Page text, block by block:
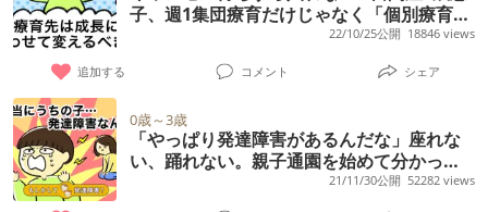
い、くすぐったいなど言葉で教えてくれる ・
顔（目、鼻、口、耳、髪の毛、眼鏡）体をお
絵描き出来る ・模倣する ・ありがとう、ごめ
んなさい、ただいまおかえり（逆になること
もある）が言える ・1〜20まで数えられる ・
色、数字、10までは数の概念が分かる ・着替
えは緩い服なら出来る ・何か成功した時に
てきました。 そして、わたしが 〇〇ちゃんと
あそんできたら？と話したら、〇〇ちゃんは
お話できないの。だからだめなの。 と言い遊
びません。 終了後の先生との面談で この事を
話し、うちの子 どうなんでしょうか。と聞く
と、 ●くんは、とてもしっかりしているの
で、 どうしても自由遊びの時は 他のお子さん
って成長しないかな？という期待もありま
す。 もう一年、年中を療育園で過ごして 短い
言葉でも会話がやれるようになってから幼稚
園を目指したほうがいいのでしょうか。 年長
から入園すると今も差があるけど、 更に差が
広がってしまうかもというのも懸念してま
す…。 また、一応来年から幼稚園で加配をつ
子、週1集団療育だけじゃなく「個別療育」
22/10/25公開 18846 views
追加する コメント シェア
0歳～3歳
「やっぱり発達障害があるんだな」座れな
い、踊れない。親子通園を始めて分かった
21/11/30公開 52282 views